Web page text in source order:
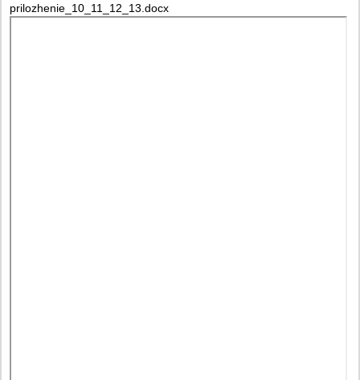
prilozhenie_10_11_12_13.docx